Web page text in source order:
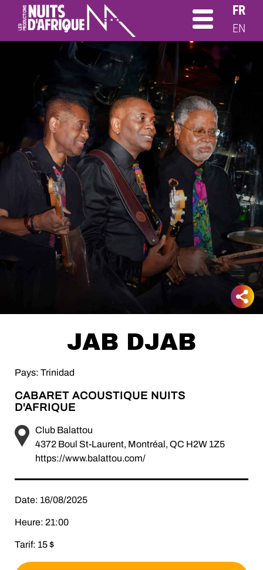
FR
EN
JAB DJAB
Pays: Trinidad
CABARET ACOUSTIQUE NUITS
D'AFRIQUE
Club Balattou
4372 Boul St-Laurent, Montréal, QC H2W 1Z5
https://www.balattou.com/
Date: 16/08/2025
Heure: 21:00
Tarif: 15 $